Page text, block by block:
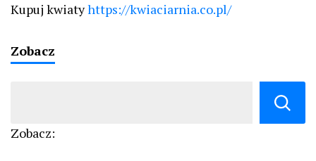
Kupuj kwiatyhttps://kwiaciarnia.co.pl/
Zobacz
Zobacz: